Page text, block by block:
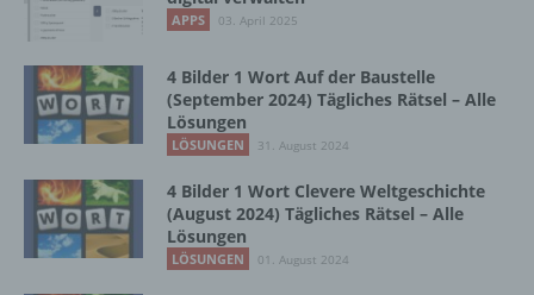
APPS 03. April 2025
4 Bilder 1 Wort Auf der Baustelle
(September 2024) Tägliches Rätsel – Alle
Lösungen
LÖSUNGEN 31. August 2024
4 Bilder 1 Wort Clevere Weltgeschichte
(August 2024) Tägliches Rätsel – Alle
Lösungen
LÖSUNGEN 01. August 2024
Zusammenhang mit personenbezogenen
Organisation, das Ordnen, die Speicherung,
die Anpassung oder Veränderung, das
Auslesen, das Abfragen, die Verwendung,
die Offenlegung durch Übermittlung,
Bereitstellung, den Abgleich oder die
Verknüpfung, die Einschränkung, das
Löschen oder die Vernichtung.